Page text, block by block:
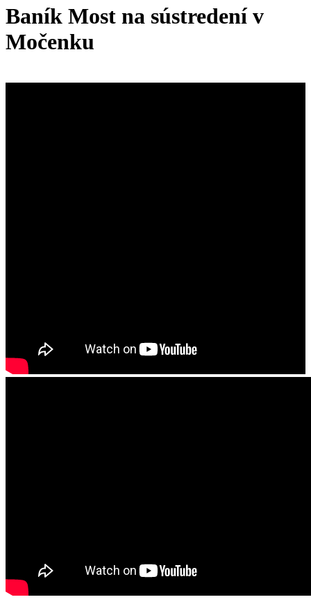
Baník Most na sústredení v
Močenku